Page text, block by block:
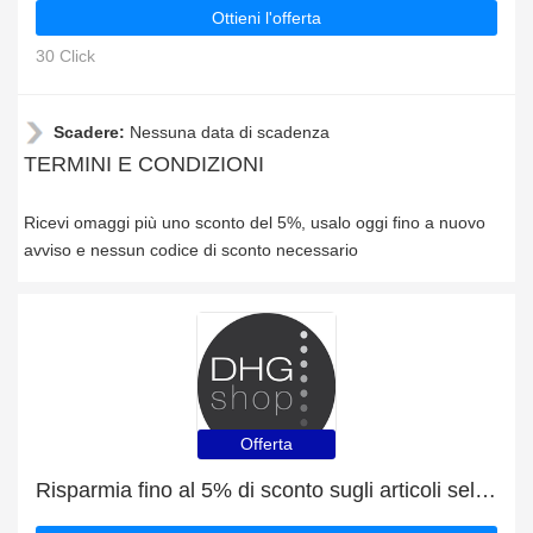
Ottieni l'offerta
30 Click
Scadere: Nessuna data di scadenza
TERMINI E CONDIZIONI
Ricevi omaggi più uno sconto del 5%, usalo oggi fino a nuovo
avviso e nessun codice di sconto necessario
Offerta
Risparmia fino al 5% di sconto sugli articoli selezionati